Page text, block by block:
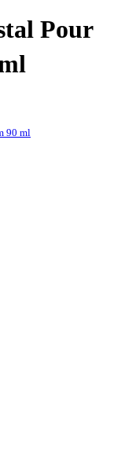
Pour
90 ml